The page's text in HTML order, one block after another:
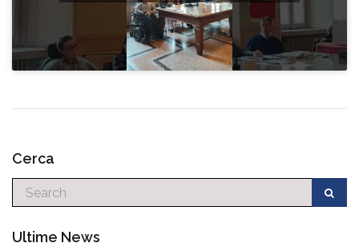
Cerca
Cerca
Ultime News